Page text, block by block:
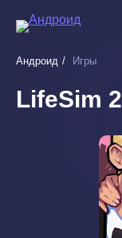
основному
Андроид Игры
LifeSim 2